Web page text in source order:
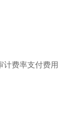
计费率支付费用